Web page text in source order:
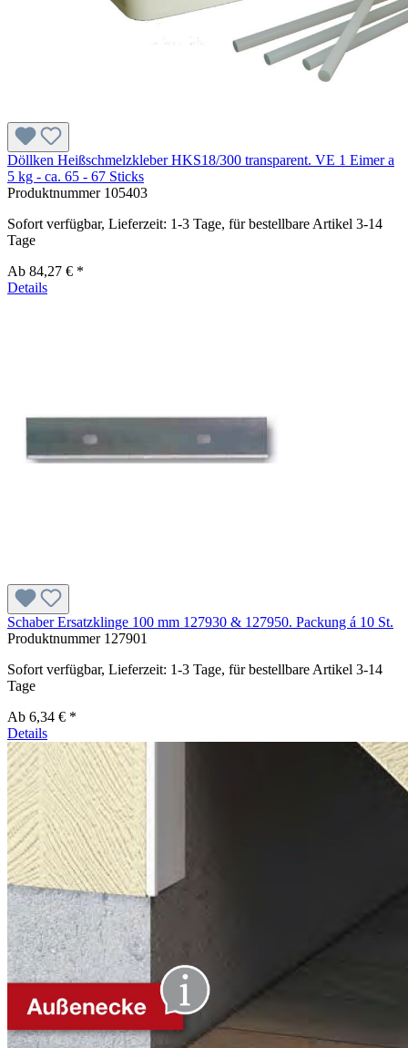
Döllken Heißschmelzkleber HKS18/300 transparent. VE 1 Eimer a
5 kg - ca. 65 - 67 Sticks
Produktnummer 105403
Sofort verfügbar, Lieferzeit: 1-3 Tage, für bestellbare Artikel 3-14
Tage
Ab 84,27 € *
Details
Schaber Ersatzklinge 100 mm 127930 & 127950. Packung á 10 St.
Produktnummer 127901
Sofort verfügbar, Lieferzeit: 1-3 Tage, für bestellbare Artikel 3-14
Tage
Ab 6,34 € *
Details